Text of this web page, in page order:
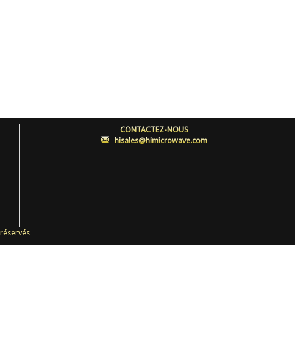
CONTACTEZ-NOUS
:hisales@himicrowave.com